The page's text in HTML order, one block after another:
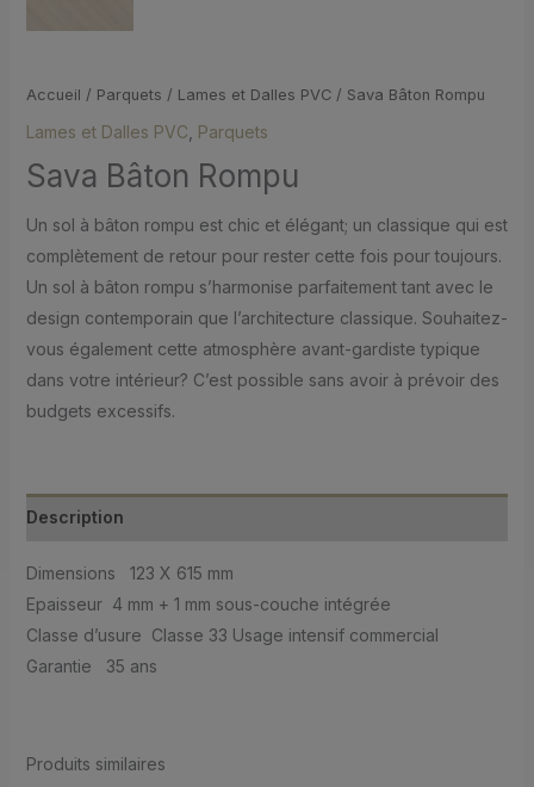
Accueil / Parquets / Lames et Dalles PVC/ Sava Bâton Rompu
Lames et Dalles PVC Parquets
Sava Bâton Rompu
Un sol à bâton rompu est chic et élégant; un classique qui est
complètement de retour pour rester cette fois pour toujours.
Un sol à bâton rompu s’harmonise parfaitement tant avec le
design contemporain que l’architecture classique. Souhaitez-
vous également cette atmosphère avant-gardiste typique
dans votre intérieur? C’est possible sans avoir à prévoir des
budgets excessifs.
Description
Dimensions 123 X 615 mm
Epaisseur 4 mm + 1 mm sous-couche intégrée
Classe d’usure Classe 33 Usage intensif commercial
Garantie 35 ans
Produits similaires